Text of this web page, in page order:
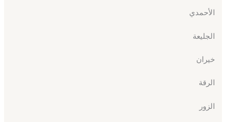
الأحمدي
الجليعة
خيران
الرقة
الزور